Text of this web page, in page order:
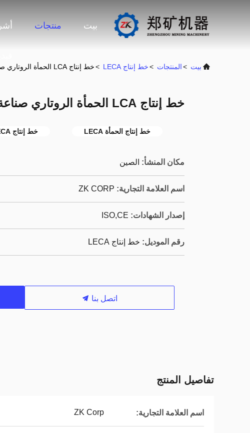
بيت منتجات
بيت >المنتجات >خط إنتاج LECA >خط إنتاج LCA الحمأة الروتاري صناعة فرن سيراميت
خط إنتاج LCA الحمأة الروتاري صناعة فرن سيراميت
خط إنتاج الحمأة LECA خط إنتاج LECA لصناعة سيراميكا
مكان المنشأ: الصين
اسم العلامة التجارية: ZK CORP
إصدار الشهادات: ISO,CE
رقم الموديل: خط إنتاج LECA
اتصل بنا
تفاصيل المنتج
اسم العلامة التجارية: ZK Corp